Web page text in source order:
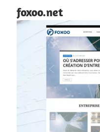
foxoo.net